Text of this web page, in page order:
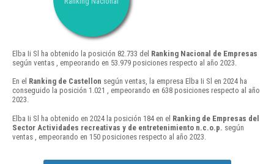
Elba Ii Sl ha obtenido la posición 82.733 del Ranking Nacional de Empresas
según ventas , empeorando en 53.979 posiciones respecto al año 2023.
En el Ranking de Castellon según ventas, la empresa Elba Ii Sl en 2024 ha
conseguido la posición 1.021 , empeorando en 638 posiciones respecto al año
2023.
Elba Ii Sl ha obtenido en 2024 la posición 184 en el Ranking de Empresas del
Sector Actividades recreativas y de entretenimiento n.c.o.p. según
ventas , empeorando en 150 posiciones respecto al año 2023.